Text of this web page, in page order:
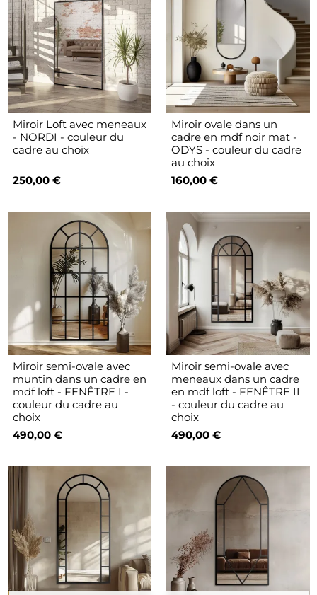
Miroir Loft avec meneaux
- NORDI - couleur du
cadre au choix
250,00 €
Miroir ovale dans un
cadre en mdf noir mat -
ODYS - couleur du cadre
au choix
160,00 €
Miroir semi-ovale avec
muntin dans un cadre en
mdf loft - FENÊTRE I -
couleur du cadre au
choix
490,00 €
Miroir semi-ovale avec
meneaux dans un cadre
en mdf loft - FENÊTRE II
- couleur du cadre au
choix
490,00 €